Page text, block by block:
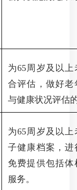
为65周岁及以
合评估，做好
与健康状况评估
为65周岁及以
子健康档案，
免费提供包括
服务。